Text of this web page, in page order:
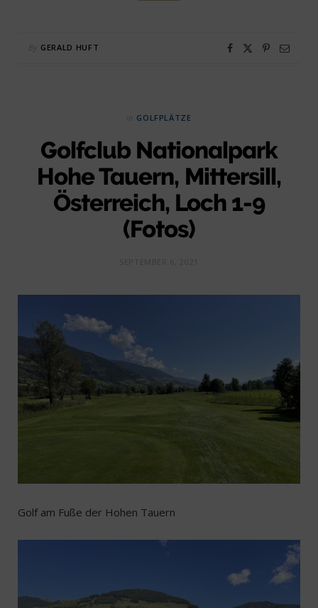
GERALD HUFT
GOLFPLÄTZE
Golfclub Nationalpark
Hohe Tauern, Mittersill,
Österreich, Loch 1-9
(Fotos)
Golf am Fuße der Hohen Tauern